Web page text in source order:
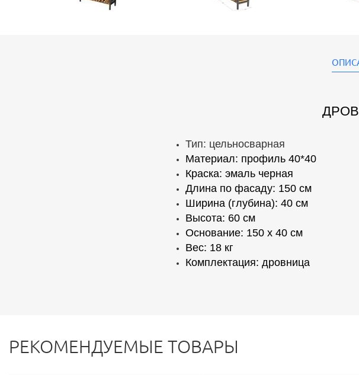
Тип: цельносварная
Материал: профиль 40*40
Краска: эмаль черная
Длина по фасаду: 150 см
Ширина (глубина): 40 см
Высота: 60 см
Основание: 150 х 40 см
Вес: 18 кг
Комплектация: дровница
РЕКОМЕНДУЕМЫЕ ТОВАРЫ